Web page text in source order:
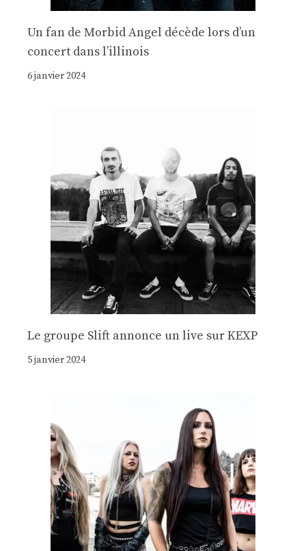
Un fan de Morbid Angel décède lors d’un
concert dans l’illinois
6 janvier 2024
Le groupe Slift annonce un live sur KEXP
5 janvier 2024